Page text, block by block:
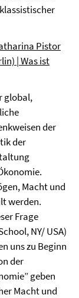
Pistor
| Was ist
global,
der
der
Macht und
werden.
Frage
NY/ USA)
uns zu Beginn
der
geben
Macht und